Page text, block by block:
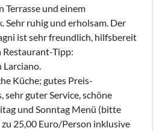
Terrasse und einem
Sehr ruhig und erholsam. Der
ist sehr freundlich, hilfsbereit
Restaurant-Tipp:
Küche; gutes Preis-
sehr guter Service, schöne
und Sonntag Menü (bitte
25,00 Euro/Person inklusive